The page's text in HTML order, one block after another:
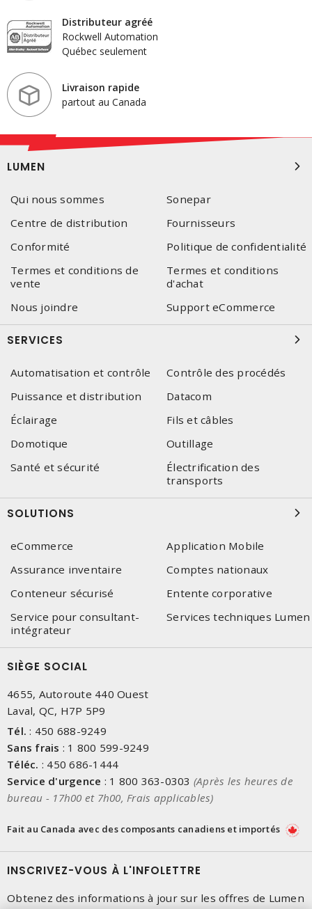
Distributeur agréé
Rockwell Automation
Québec seulement
Livraison rapide
partout au Canada
LUMEN
Qui nous sommes
Sonepar
Centre de distribution
Fournisseurs
Conformité
Politique de confidentialité
Termes et conditions de
vente
Termes et conditions
d'achat
Nous joindre
Support eCommerce
SERVICES
Automatisation et contrôle
Contrôle des procédés
Puissance et distribution
Datacom
Éclairage
Fils et câbles
Domotique
Outillage
Santé et sécurité
Électrification des
transports
SOLUTIONS
eCommerce
Application Mobile
Assurance inventaire
Comptes nationaux
Conteneur sécurisé
Entente corporative
Service pour consultant-
intégrateur
Services techniques Lumen
SIÈGE SOCIAL
4655, Autoroute 440 Ouest
Laval, QC, H7P 5P9
Tél. : 450 688-9249
Sans frais : 1 800 599-9249
Téléc. : 450 686-1444
Service d'urgence : 1 800 363-0303 (Après les heures de
bureau - 17h00 et 7h00, Frais applicables)
Fait au Canada avec des composants canadiens et importés
INSCRIVEZ-VOUS À L'INFOLETTRE
Obtenez des informations à jour sur les offres de Lumen